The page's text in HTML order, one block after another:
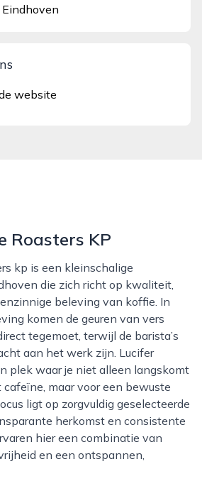
website
Roasters KP
die zich richt op kwaliteit,
beleving van koffie. In
komen de geuren van vers
tegemoet, terwijl de barista’s
aan het werk zijn. Lucifer
plek waar je niet alleen langskomt
maar voor een bewuste
ligt op zorgvuldig geselecteerde
herkomst en consistente
hier een combinatie van
en een ontspannen,